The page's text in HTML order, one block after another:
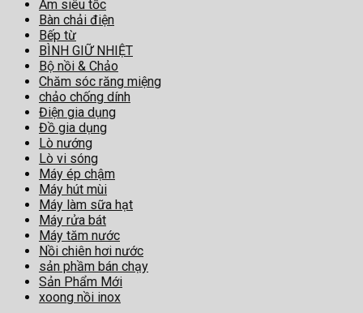
Ấm siêu tốc
Bàn chải điện
Bếp từ
BÌNH GIỮ NHIỆT
Bộ nồi & Chảo
Chăm sóc răng miệng
chảo chống dính
Điện gia dụng
Đồ gia dụng
Lò nướng
Lò vi sóng
Máy ép chậm
Máy hút mùi
Máy làm sữa hạt
Máy rửa bát
Máy tăm nước
Nồi chiên hơi nước
sản phầm bán chạy
Sản Phẩm Mới
xoong nồi inox